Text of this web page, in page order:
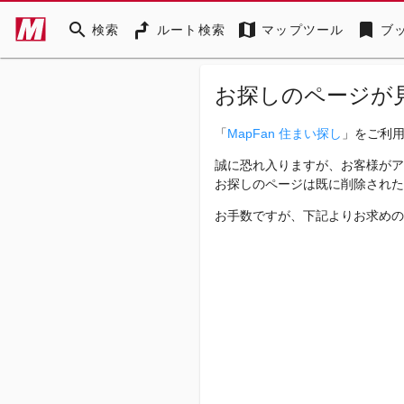
search 検索 ルート検索 map マップツール bookmark ブ
お探しのページが
「MapFan 住まい探し 」をご利
誠に恐れ入りますが、お客様が
お探しのページは既に削除され
お手数ですが、下記よりお求め